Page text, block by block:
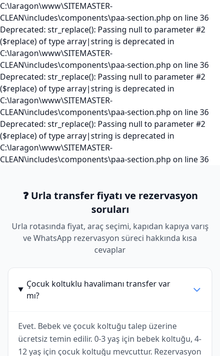
C:\laragon\www\SITEMASTER-
CLEAN\includes\components\paa-section.php on line 36
Deprecated: str_replace(): Passing null to parameter #2
($replace) of type array|string is deprecated in
C:\laragon\www\SITEMASTER-
CLEAN\includes\components\paa-section.php on line 36
Deprecated: str_replace(): Passing null to parameter #2
($replace) of type array|string is deprecated in
C:\laragon\www\SITEMASTER-
CLEAN\includes\components\paa-section.php on line 36
Deprecated: str_replace(): Passing null to parameter #2
($replace) of type array|string is deprecated in
C:\laragon\www\SITEMASTER-
CLEAN\includes\components\paa-section.php on line 36
❓ Urla transfer fiyatı ve rezervasyon
soruları
Urla rotasında fiyat, araç seçimi, kapıdan kapıya varış
ve WhatsApp rezervasyon süreci hakkında kısa
cevaplar
Çocuk koltuklu havalimanı transfer var
mı?
Evet. Bebek ve çocuk koltuğu talep üzerine
ücretsiz temin edilir. 0-3 yaş için bebek koltuğu, 4-
12 yaş için çocuk koltuğu mevcuttur. Rezervasyon